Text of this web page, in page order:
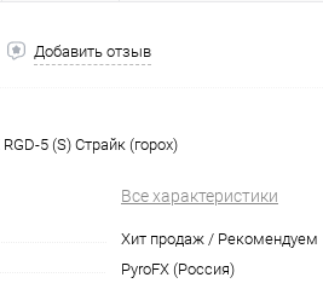
Добавить отзыв
5 (S) Страйк (горох)
Все характеристики
Хит продаж / Рекомендуем
PyroFX (Россия)